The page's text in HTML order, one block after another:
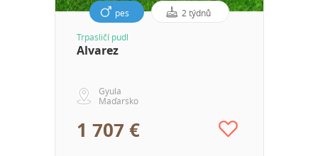
pes 2 týdnů
Trpasličí pudl
Alvarez
Gyula
Maďarsko
1 707 €